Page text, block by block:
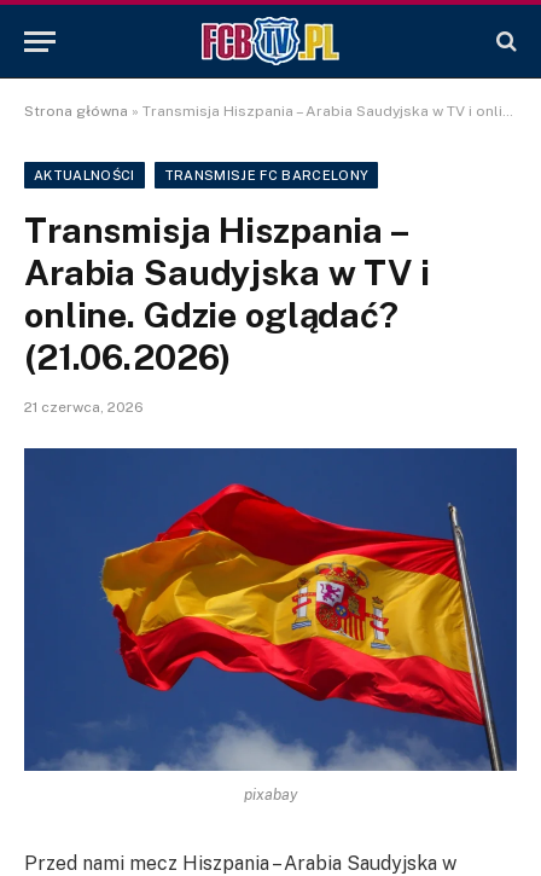
Strona główna » Transmisja Hiszpania – Arabia Saudyjska w TV i online. Gdzie oglądać? (21.06.2026)
AKTUALNOŚCI TRANSMISJE FC BARCELONY
Transmisja Hiszpania –
Arabia Saudyjska w TV i
online. Gdzie oglądać?
(21.06.2026)
21 czerwca, 2026
pixabay
Przed nami mecz Hiszpania – Arabia Saudyjska w